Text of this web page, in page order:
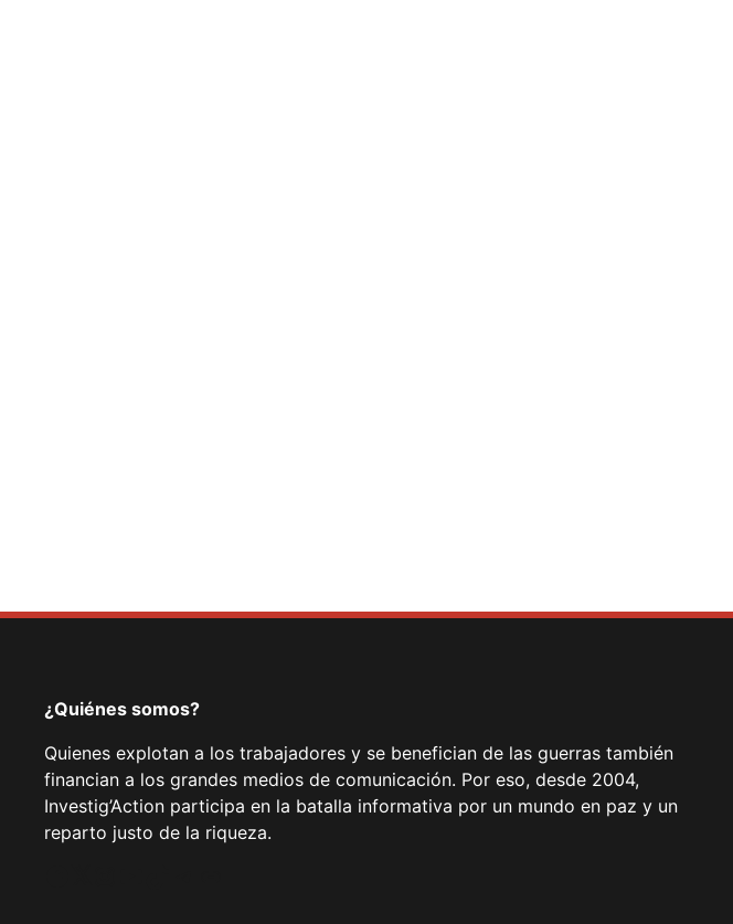
¿Quiénes somos?
Quienes explotan a los trabajadores y se benefician de las guerras también
financian a los grandes medios de comunicación. Por eso, desde 2004,
Investig’Action participa en la batalla informativa por un mundo en paz y un
reparto justo de la riqueza.